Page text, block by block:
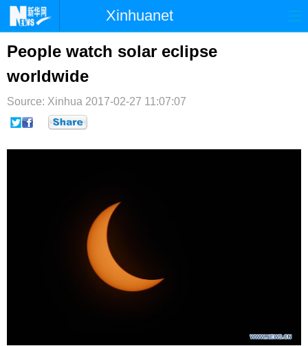
Xinhuanet
首页 时政 国际
台湾
纪检 体育 科技
文娱
People watch solar eclipse
worldwide
Source: Xinhua 2017-02-27 11:07:07